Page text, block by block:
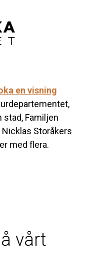
en visning
stad, Familjen
Storåkers
med flera.
vårt